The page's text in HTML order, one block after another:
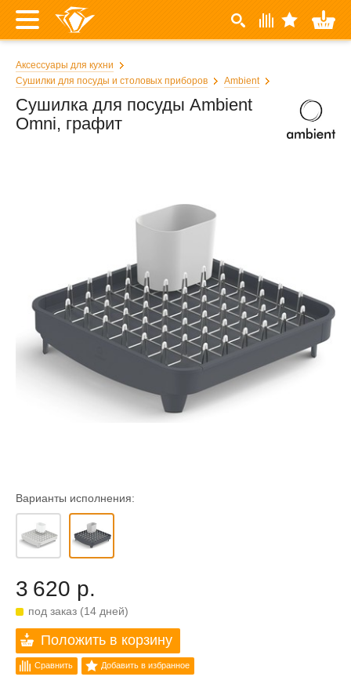
Аксессуары для кухни
Сушилки для посуды и столовых приборов
Ambient
Сушилка для посуды Ambient
Omni, графит
Варианты исполнения:
3 620 р.
под заказ (14 дней)
Положить в корзину
Сравнить Добавить в избранное